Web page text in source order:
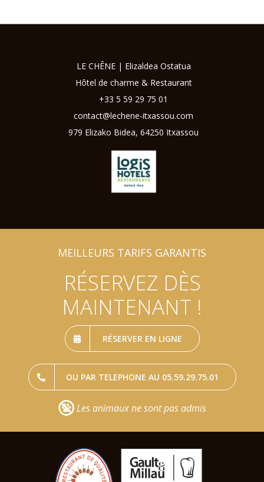
LE CHÊNE | Elizaldea Ostatua
Hôtel de charme & Restaurant
+335 59 29 75 01
contact@lechene-itxassou.com
979 Elizako Bidea, 64250 Itxassou
MEILLEURS TARIFS GARANTIS
RÉSERVEZ DÈS
MAINTENANT !
RÉSERVER EN LIGNE
OU PAR TELEPHONE AU 05.59.29.75.01
Les animaux ne sont pas admis